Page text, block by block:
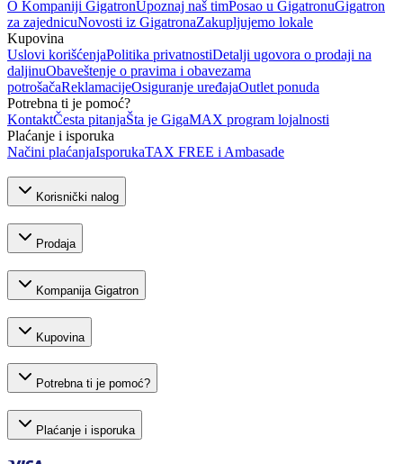
O Kompaniji GigatronUpoznaj naš timPosao u GigatronuGigatron
za zajednicuNovosti iz GigatronaZakupljujemo lokale
Kupovina
Uslovi korišćenjaPolitika privatnostiDetalji ugovora o prodaji na
daljinuObaveštenje o pravima i obavezama
potrošačaReklamacijeOsiguranje uređajaOutlet ponuda
Potrebna ti je pomoć?
KontaktČesta pitanjaŠta je GigaMAX program lojalnosti
Plaćanje i isporuka
Načini plaćanjaIsporukaTAX FREE i Ambasade
Korisnički nalog
Prodaja
Kompanija Gigatron
Kupovina
Potrebna ti je pomoć?
Plaćanje i isporuka